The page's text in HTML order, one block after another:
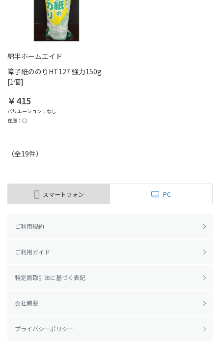
綿半ホームエイド
障子紙ののりHT127 強力150g
[1個]
￥415
バリエーション：なし
在庫：○
（全19件）
スマートフォン PC
ご利用規約
ご利用ガイド
特定商取引法に基づく表記
会社概要
プライバシーポリシー